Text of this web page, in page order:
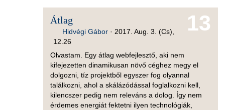
13
Átlag
Hidvégi Gábor · 2017. Aug. 3. (Cs),
12.26
Olvastam. Egy átlag webfejlesztő, aki nem
kifejezetten dinamikusan növő céghez megy el
dolgozni, tíz projektből egyszer fog olyannal
találkozni, ahol a skálázódással foglalkozni kell,
kilencszer pedig nem releváns a dolog. Így nem
érdemes energiát fektetni ilyen technológiák,